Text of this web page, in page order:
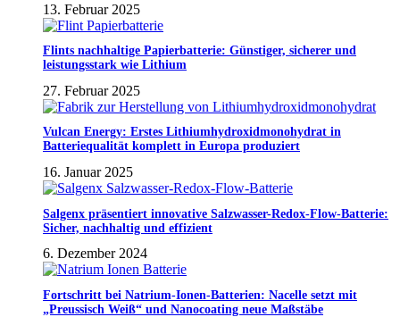
13. Februar 2025
Flints nachhaltige Papierbatterie: Günstiger, sicherer und
leistungsstark wie Lithium
27. Februar 2025
Vulcan Energy: Erstes Lithiumhydroxidmonohydrat in
Batteriequalität komplett in Europa produziert
16. Januar 2025
Salgenx präsentiert innovative Salzwasser-Redox-Flow-Batterie:
Sicher, nachhaltig und effizient
6. Dezember 2024
Fortschritt bei Natrium-Ionen-Batterien: Nacelle setzt mit
„Preussisch Weiß“ und Nanocoating neue Maßstäbe